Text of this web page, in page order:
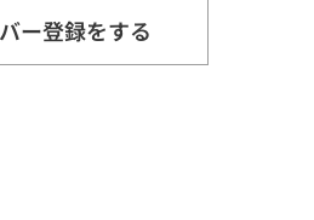
ー登録をする